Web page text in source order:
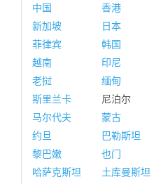
中国 香港
新加坡
日本
菲律宾
韩国
越南
印尼
老挝
缅甸
斯里兰卡
尼泊尔
马尔代夫
蒙古
约旦
巴勒斯坦
黎巴嫩
也门
哈萨克斯坦
土库曼斯坦